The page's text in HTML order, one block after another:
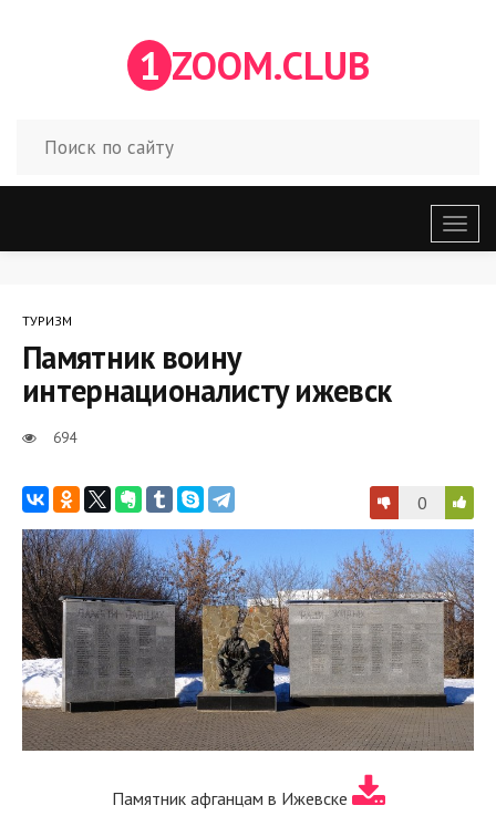
1 ZOOM.CLUB
меню
ТУРИЗМ
Памятник воину
интернационалисту ижевск
694
0
Памятник афганцам в Ижевске